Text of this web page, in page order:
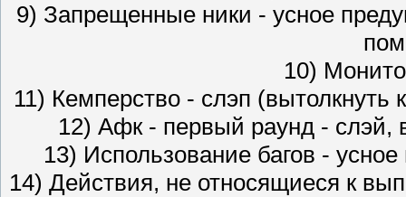
9) Запрещенные ники - усное
10)
11) Кемперство - слэп (вытолкнуть
12) Афк - первый раунд - слэй,
13) Использование багов -
14) Действия, не относящиеся к